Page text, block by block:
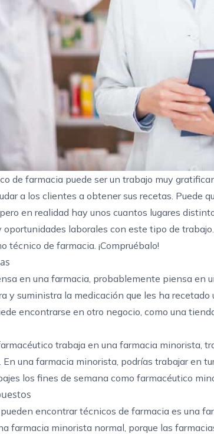
de farmacia puede ser un trabajo muy
a los clientes a obtener sus recetas. Puede
en realidad hay unos cuantos lugares
laborales con este tipo de
técnico de farmacia. ¡Compruébalo!
en una farmacia, probablemente piensa en
y suministra la medicación que les ha
encontrarse en otro negocio, como una
trabaja en una farmacia minorista,
una farmacia minorista, podrías trabajar en
los fines de semana como farmacéutico
encontrar técnicos de farmacia es una
farmacia minorista normal, porque las